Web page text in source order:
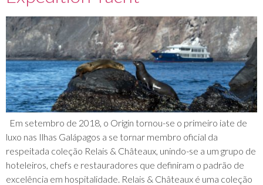
Em setembro de 2018, o Origin tornou-se o primeiro iate de
luxo nas Ilhas Galápagos a se tornar membro oficial da
respeitada coleção Relais & Châteaux, unindo-se a um grupo de
hoteleiros, chefs e restauradores que definiram o padrão de
excelência em hospitalidade. Relais & Châteaux é uma coleção